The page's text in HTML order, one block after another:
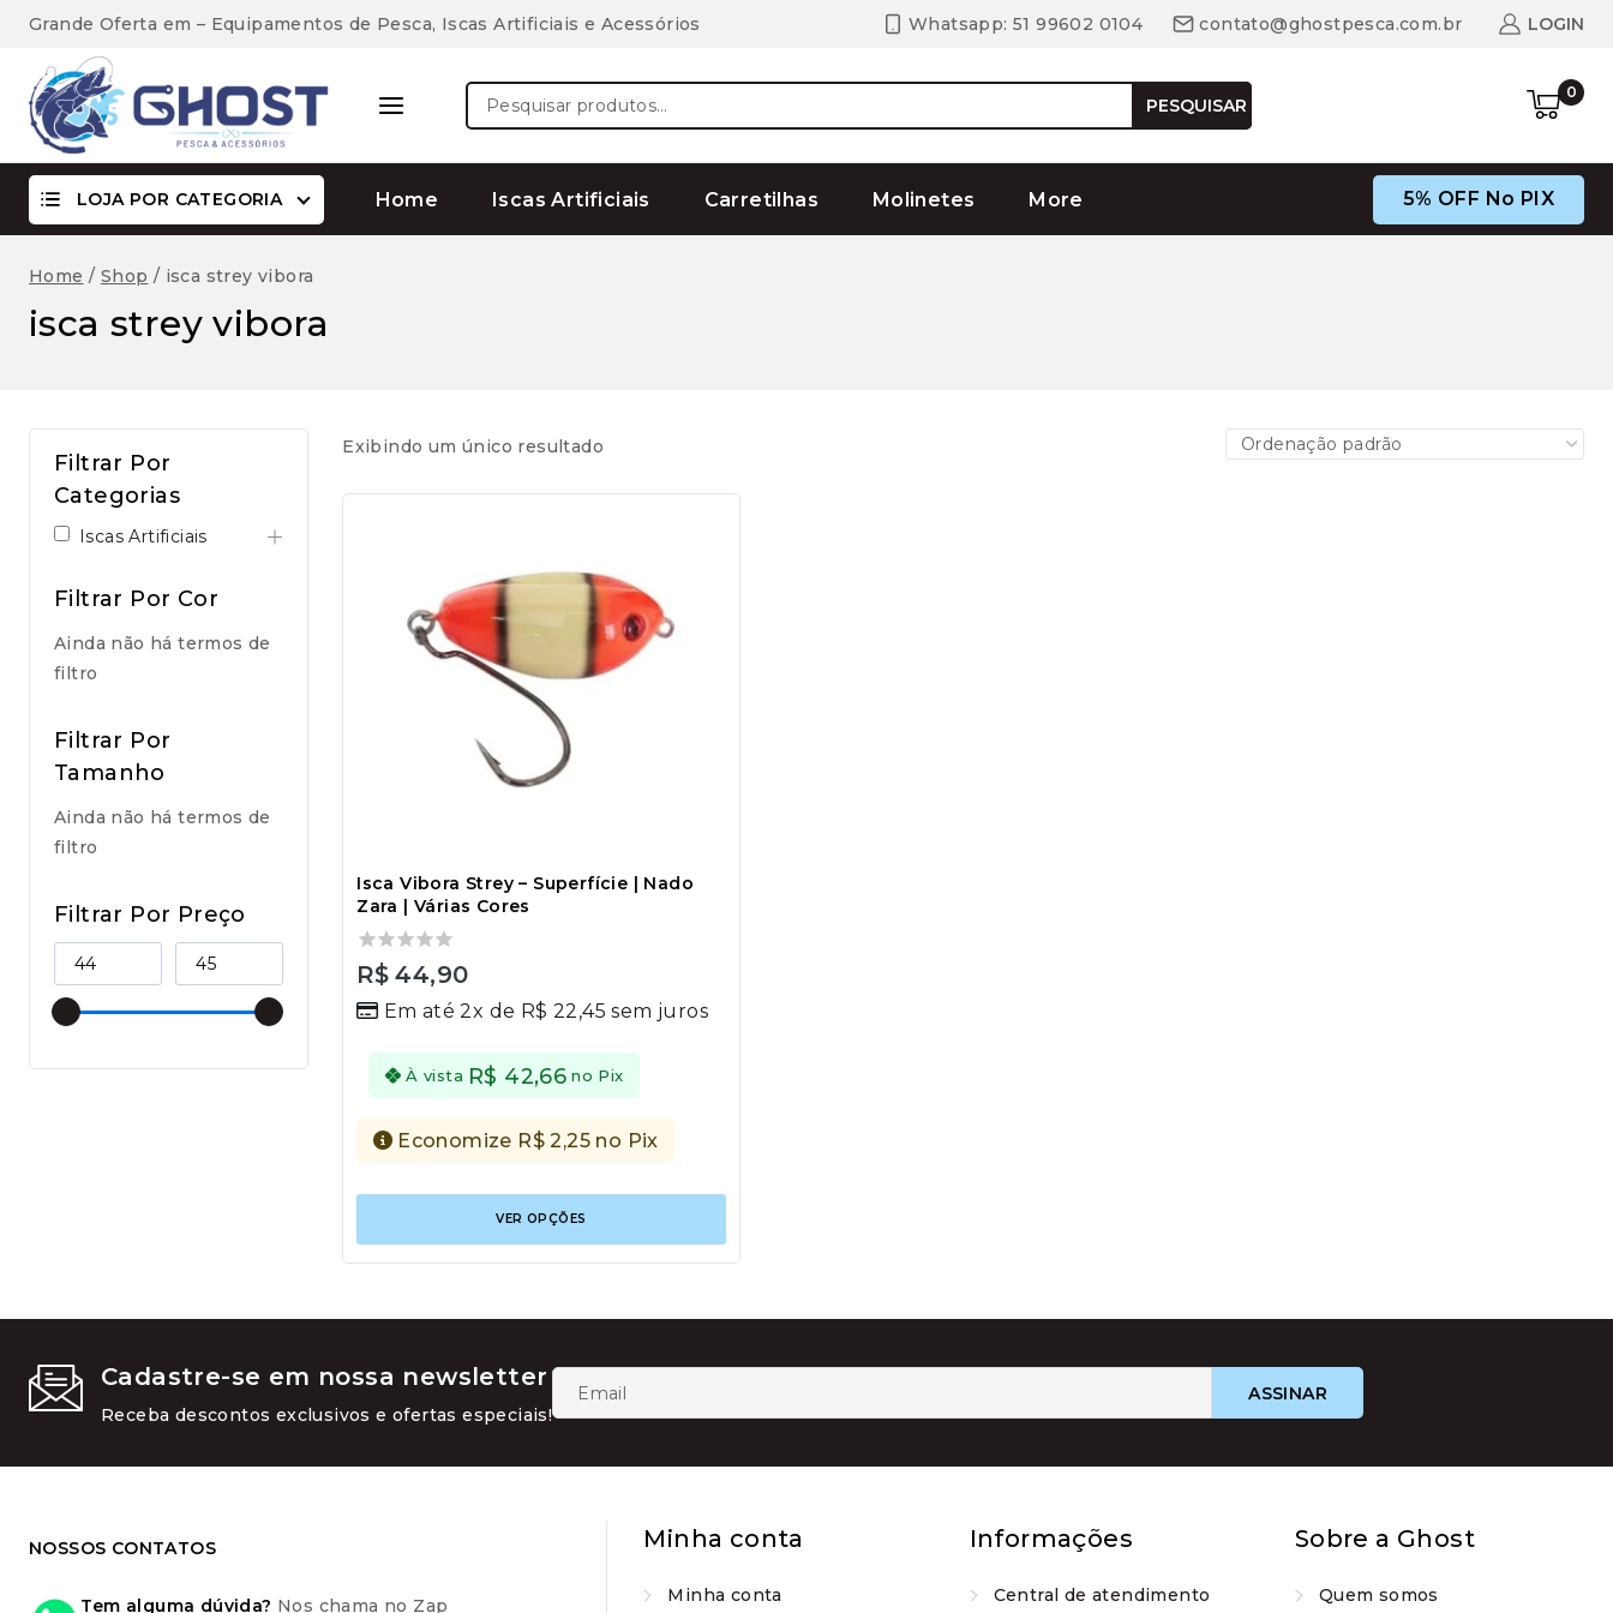
Grande Oferta em – Equipamentos de Pesca, Iscas Artificiais e Acessórios Whatsapp: 51 99602 0104 contato@ghostpesca.com.br LOGIN
Pesquisar
por:
PESQUISAR
0
LOJA POR CATEGORIA Home Iscas Artificiais Carretilhas Molinetes More 5% OFF No PIX
Home / Shop / isca strey vibora
isca strey vibora
Exibindo um único resultado
Isca Vibora Strey – Superfície | Nado
Zara | Várias Cores
0
of
R$44,90
Em até 2x de R$22,45 sem juros
À vista R$ 42,66 no Pix
Economize R$2,25 no Pix
VER OPÇÕES
Este
tem
várias
na
do
Filtrar Por
Categorias
Iscas Artificiais
Filtrar Por Cor
Ainda não há termos de
filtro
Filtrar Por
Tamanho
Ainda não há termos de
filtro
Filtrar Por Preço
Cadastre-se em nossa newsletter
Receba descontos exclusivos e ofertas especiais!
NOSSOS CONTATOS
Tem alguma dúvida? Nos chama no Zap
Minha conta
Minha conta
Informações
Central de atendimento
Sobre a Ghost
Quem somos